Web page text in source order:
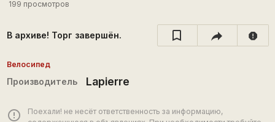
199 просмотров
В архиве! Торг завершён. report
Велосипед
Производитель Lapierre
error_outline
Поехали! не несёт ответственность за информацию,